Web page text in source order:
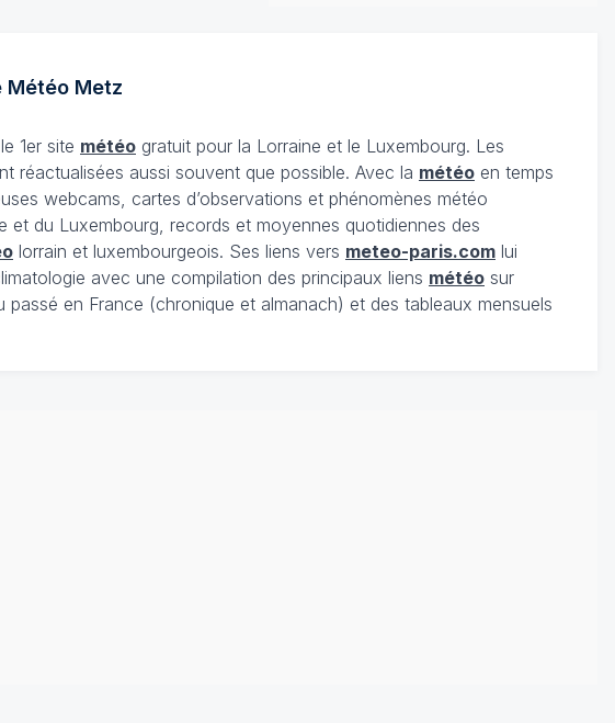
MétéoMetz
, le 1er site météo gratuit pour la Lorraine et le Luxembourg. Les
réactualisées aussi souvent que possible. Avec la météo en temps
webcams, cartes d’observations et phénomènes météo
et du Luxembourg, records et moyennes quotidiennes des
lorrain et luxembourgeois. Ses liens vers meteo-paris.com lui
avec une compilation des principaux liens météo sur
passé en France (chronique et almanach) et des tableaux mensuels